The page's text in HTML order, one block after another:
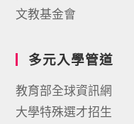
文教基金會
多元入學管道
教育部全球資訊網
大學特殊選才招生